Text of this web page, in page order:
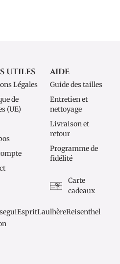
UTILES
Légales
de
(UE)
AIDE
Guide des tailles
Entretien et
nettoyage
Livraison et
retour
Programme de
fidélité
Carte
cadeaux
EspritLaulhèreReisenthel